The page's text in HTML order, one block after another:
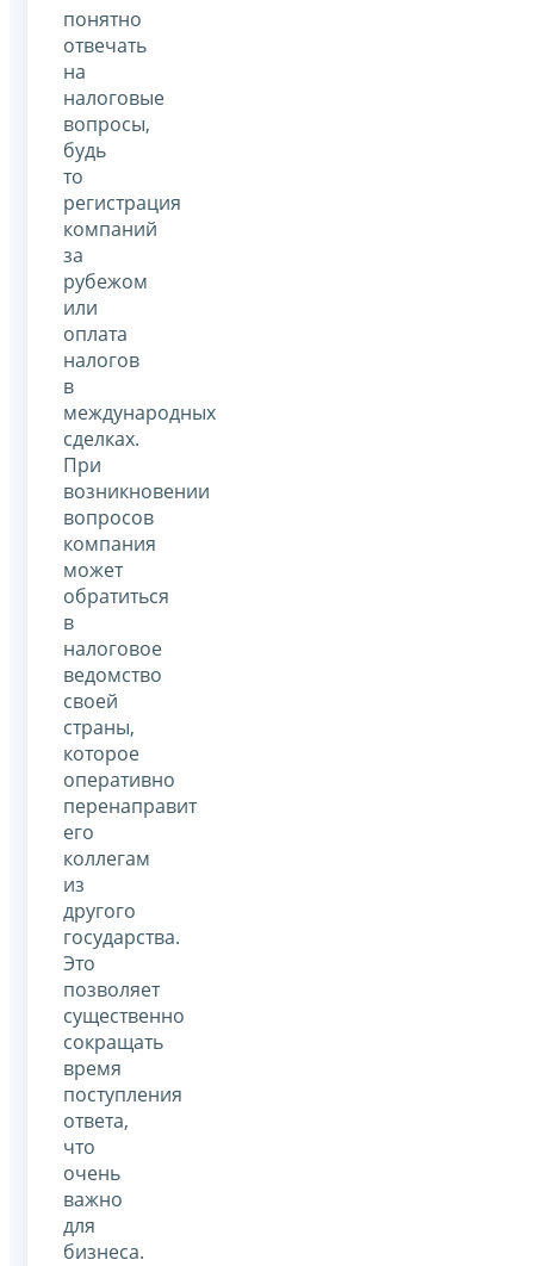
понятно
отвечать
на
налоговые
вопросы,
будь
то
регистрация
компаний
за
рубежом
или
оплата
налогов
в
международных
сделках.
При
возникновении
вопросов
компания
может
обратиться
в
налоговое
ведомство
своей
страны,
которое
оперативно
перенаправит
его
коллегам
из
другого
государства.
Это
позволяет
существенно
сокращать
время
поступления
ответа,
что
очень
важно
для
бизнеса.